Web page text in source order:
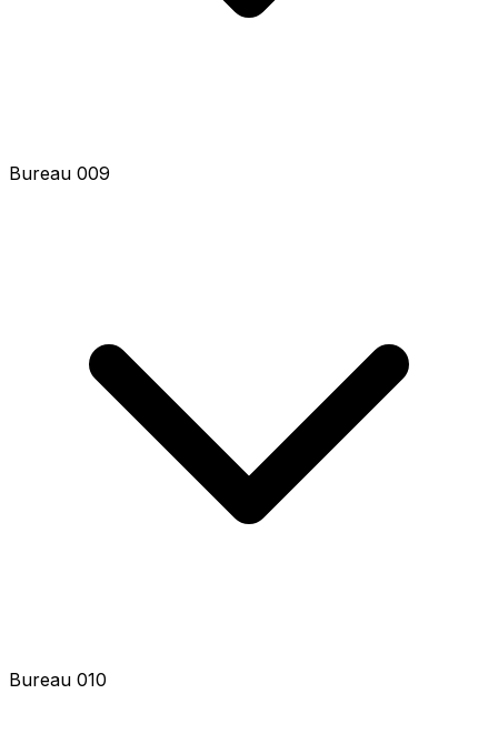
Bureau 009
Bureau 010